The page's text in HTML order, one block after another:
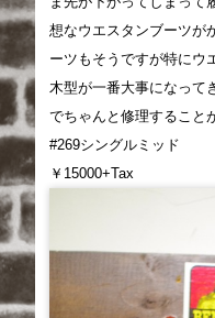
想なウエスタンブーツが
ーツもそうですが特にウ
木型が一番大事になって
でちゃんと修理すること
#269シン
￥15000+Tax